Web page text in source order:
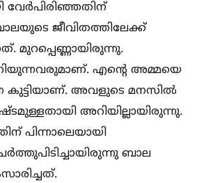
ജീവിതത്തിലേക്ക്
മുറപ്പെണ്ണായിരുന്നു.
എന്റെ അമ്മയെ
കുട്ടിയാണ്. അവളുടെ മനസില്‍
അറിയില്ലായിരുന്നു.
പിന്നാലെയായി
ബാല